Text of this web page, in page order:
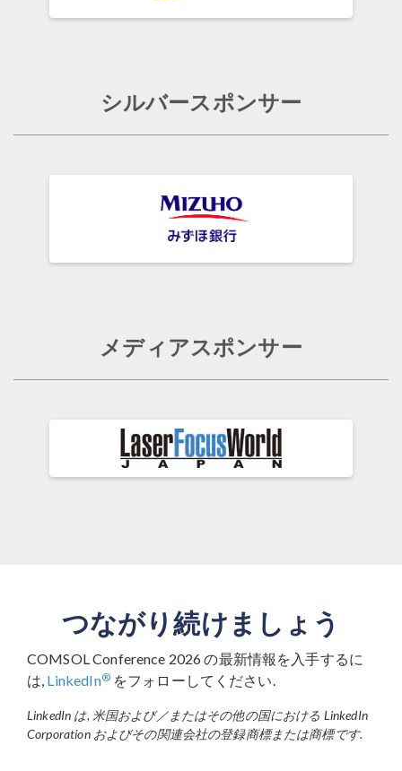
シルバースポンサー
メディアスポンサー
つながり続けましょう
COMSOL Conference 2026 の最新情報を入手するに
は, LinkedIn®をフォローしてください.
LinkedIn は, 米国および／またはその他の国における LinkedIn
Corporation およびその関連会社の登録商標または商標です.